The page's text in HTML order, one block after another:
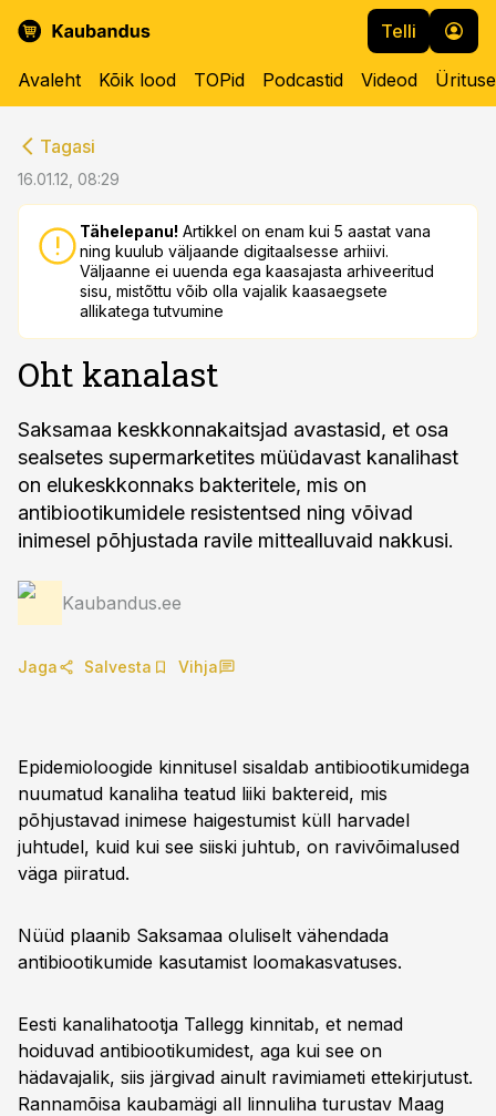
Telli
Avaleht Kõik lood TOPid Podcastid Videod
Tagasi
16.01.12, 08:29
Tähelepanu! Artikkel on enam kui 5 aastat vana
ning kuulub väljaande digitaalsesse arhiivi.
Väljaanne ei uuenda ega kaasajasta arhiveeritud
sisu, mistõttu võib olla vajalik kaasaegsete
allikatega tutvumine
Oht kanalast
Saksamaa keskkonnakaitsjad avastasid, et osa
sealsetes supermarketites müüdavast kanalihast
on elukeskkonnaks bakteritele, mis on
antibiootikumidele resistentsed ning võivad
inimesel põhjustada ravile mittealluvaid nakkusi.
Kaubandus.ee
Jaga Salvesta Vihja
Epidemioloogide kinnitusel sisaldab antibiootikumidega
nuumatud kanaliha teatud liiki baktereid, mis
põhjustavad inimese haigestumist küll harvadel
juhtudel, kuid kui see siiski juhtub, on ravivõimalused
väga piiratud.
Nüüd plaanib Saksamaa oluliselt vähendada
antibiootikumide kasutamist loomakasvatuses.
Eesti kanalihatootja Tallegg kinnitab, et nemad
hoiduvad antibiootikumidest, aga kui see on
hädavajalik, siis järgivad ainult ravimiameti ettekirjutust.
Rannamõisa kaubamägi all linnuliha turustav Maag